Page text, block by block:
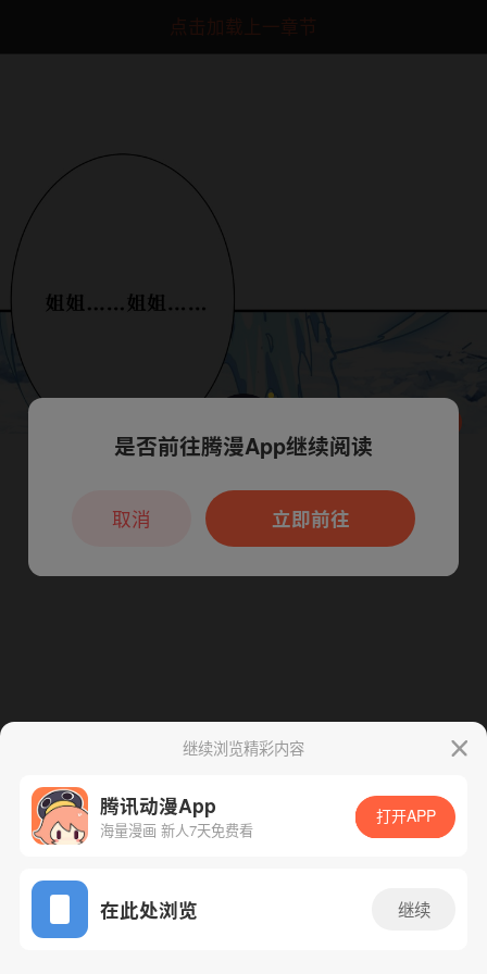
点击加载上一章节
App免费看
腾漫App免费看
继续浏览精彩内容
腾讯动漫App
海量漫画 新人7天免费看
打开APP
在此处浏览 继续
本章节仅支持App阅读，可打开App新用
户7天免费看
是否前往腾漫App继续阅读
立即前往
取消